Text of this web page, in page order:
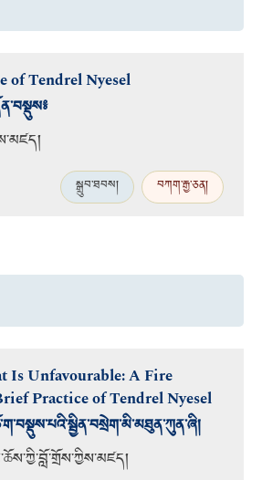
of Tendrel Nyesel
སྒྲུབ་ཐབས། བཀག་རྒྱ་ཅན།
Is Unfavourable: A Fire
Practice of Tendrel Nyesel